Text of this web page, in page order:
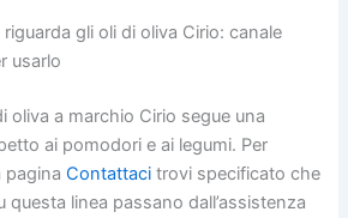
riguarda gli oli di oliva Cirio: canale
usarlo
oliva a marchio Cirio segue una
ai pomodori e ai legumi. Per
paginaContattaci trovi specificato che
questa linea passano dall’assistenza